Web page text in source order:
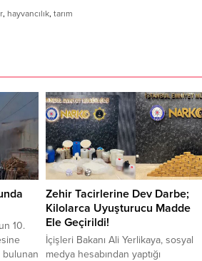
, hayvancılık, tarım
10.
bulunan
Zehir Tacirlerine Dev Darbe;
Kilolarca Uyuşturucu Madde
Ele Geçirildi!
İçişleri Bakanı Ali Yerlikaya, sosyal
medya hesabından yaptığı